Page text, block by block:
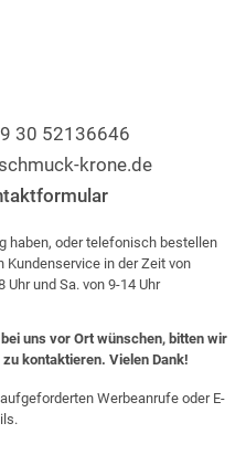
30 52136646
krone.de
haben, oder telefonisch bestellen
Kundenservice in der Zeit von
Uhr und Sa. von 9-14 Uhr
uns vor Ort wünschen, bitten wir
kontaktieren. Vielen Dank!
Werbeanrufe oder E-